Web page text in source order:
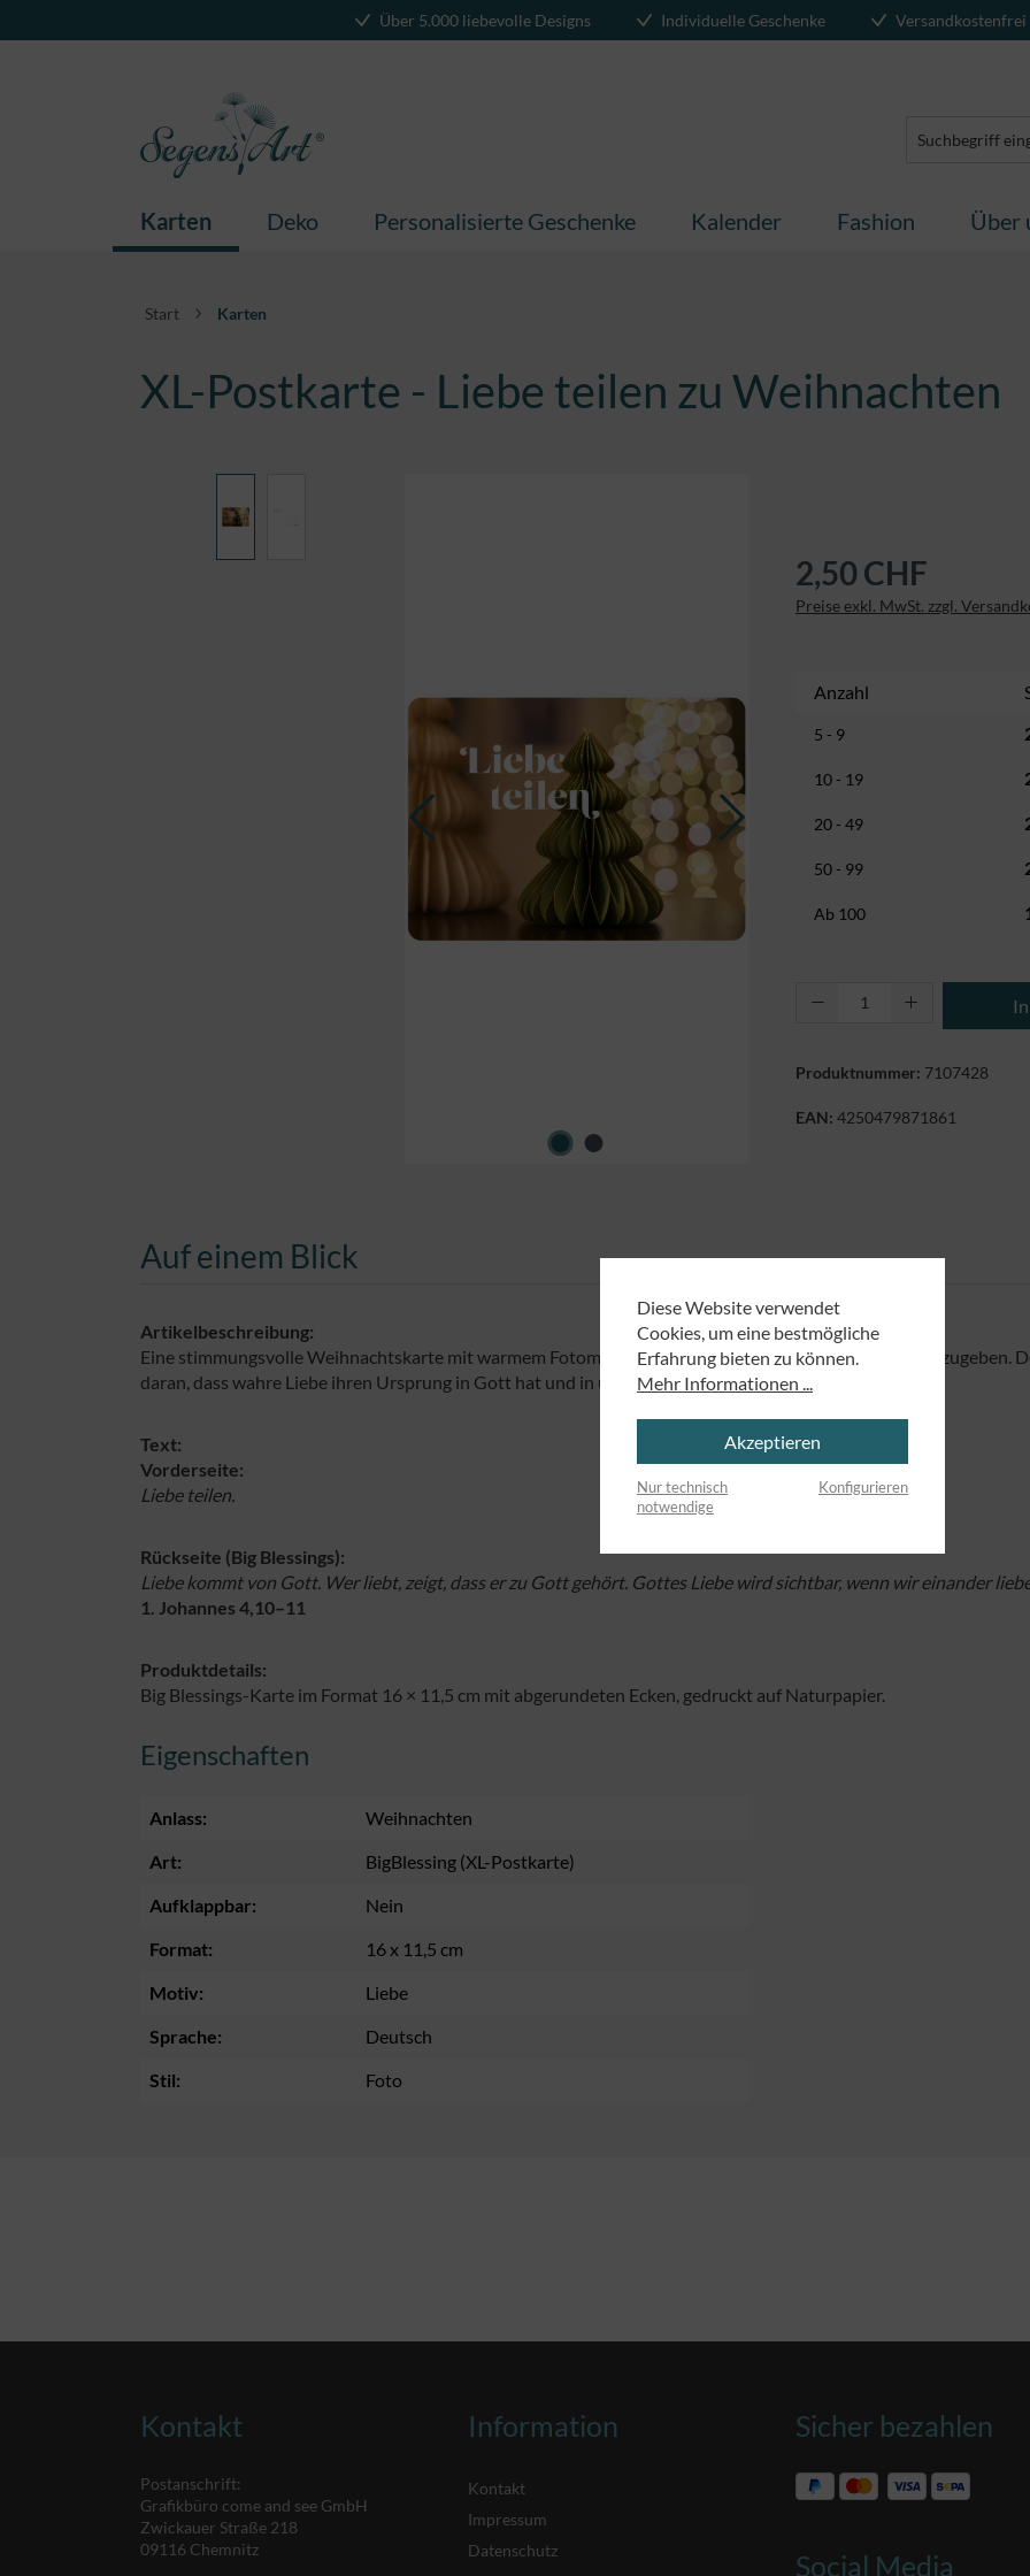
Über 5.000 liebevolle Designs Individuelle Geschenke
Karten Deko Personalisierte Geschenke Kalender Fashion Über
Start Karten
XL-Postkarte - Liebe teilen zu Weihnachten
2,50 CHF
Preise exkl. MwSt. zzgl.
Anzahl
5 - 9
10 - 19
20 - 49
50 - 99
Ab 100
Produkt Anzahl:
Produktnummer: 7107428
EAN: 4250479871861
Auf einem Blick
Artikelbeschreibung:
Eine stimmungsvolle Weihnachtskarte mit warmem Fotomotiv und der Einladung, Gottes Liebe weiterzugeben.
daran, dass wahre Liebe ihren Ursprung in Gott hat und in unserem Miteinander sichtbar werden soll.
Text:
Vorderseite:
Liebe teilen.
Rückseite (Big Blessings):
Liebe kommt von Gott. Wer liebt, zeigt, dass er zu Gott gehört. Gottes Liebe wird sichtbar, wenn wir einander
1. Johannes 4,10–11
Produktdetails:
Big Blessings-Karte im Format 16 × 11,5 cm mit abgerundeten Ecken, gedruckt auf Naturpapier.
Eigenschaften
Anlass:
Weihnachten
Art:
BigBlessing (XL-Postkarte)
Aufklappbar:
Nein
Format:
16 x 11,5 cm
Motiv:
Liebe
Sprache:
Deutsch
Stil:
Foto
Kontakt
Postanschrift:
Grafikbüro come and see GmbH
Zwickauer Straße 218
09116 Chemnitz
Information
Kontakt
Impressum
Datenschutz
Sicher bezahlen
Social Media
Diese Website verwendet
Cookies, um eine bestmögliche
Erfahrung bieten zu können.
Mehr Informationen ...
Akzeptieren
Nur technisch
notwendige
Konfigurieren